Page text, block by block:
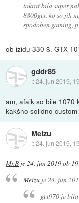
takrat bila super
8800gtx, ko so jih
spodoben gaming,
ob izidu 330 $. GTX
gddr85
::24. jun 2019,
am, afaik so bile 1070
kakšno solidno custom
Meizu
::24. jun 2019,
Mr.B je24. jun 2019 ob
Meizuje24. jun
gtx970 je